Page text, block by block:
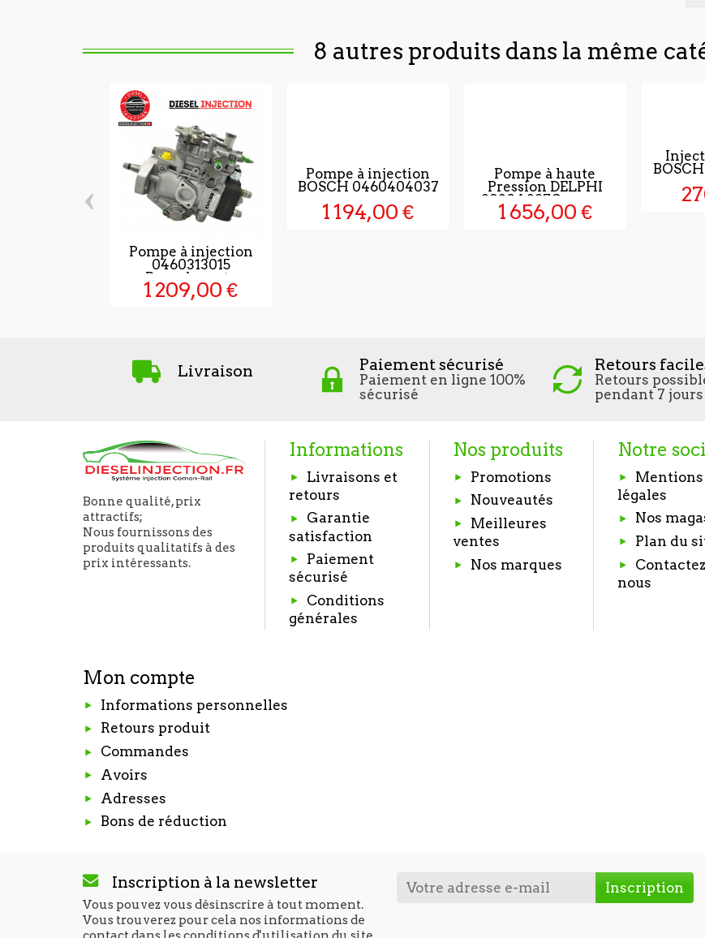
8 autres produits dans la même
Pompe à injection
0460313015
Remplaçente
1 209,00 €
Pompe à injection
BOSCH 0460404037
1 194,00 €
Pompe à haute
Pression DELPHI
8920A387G neuve
1 656,00 €
‹
Livraison Paiement sécurisé
Paiement en ligne 100%
sécurisé
Retours
Retours
pendant 7 jours
Bonne qualité, prix
attractifs;
Nous fournissons des
produits qualitatifs à des
prix intéressants.
Informations
Livraisons et
retours
Garantie
satisfaction
Paiement
sécurisé
Conditions
générales
Nos produits
Promotions
Nouveautés
Meilleures
ventes
Nos marques
Notre
Mentions
légales
Nos
Plan du
nous
Mon compte
Informations personnelles
Retours produit
Commandes
Avoirs
Adresses
Bons de réduction
Inscription à la newsletter
Vous pouvez vous désinscrire à tout moment.
Vous trouverez pour cela nos informations de